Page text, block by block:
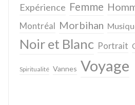
Expérience Femme
Montréal Morbihan
Noir et Blanc Portrait
Spiritualité Vannes Voyage